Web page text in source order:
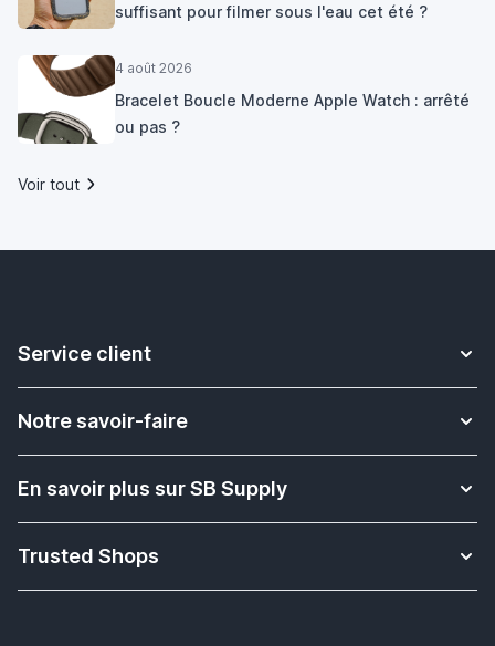
suffisant pour filmer sous l'eau cet été ?
4 août 2026
Bracelet Boucle Moderne Apple Watch : arrêté
ou pas ?
Voir tout
Service client
Contact
Retour & Échange
Paiement
Garantie
Notre savoir-faire
Plus d'informations sur les bracelets Apple Watch
Quel est le modèle de mon iPad Apple?
En savoir plus sur SB Supply
Qui sommes nous ?
Trusted Shops